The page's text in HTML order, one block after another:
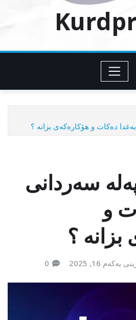
دەکات و هۆکارەکەی بزانە ؟
سەردانی
و
؟
یەکەم 16, 2025 0